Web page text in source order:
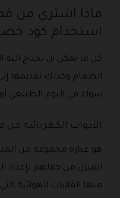
ماذا اشتري من
استخدام كود
كل ما يمكن ان تحتاج اليه
الطعام وكذلك تقديمها
سواء في اليوم الطبيعي
الأدوات الكهربائية من
هو عبارة مجموعة من
المنزل من خلالهم بإعداد
منها القلايات الهوائية